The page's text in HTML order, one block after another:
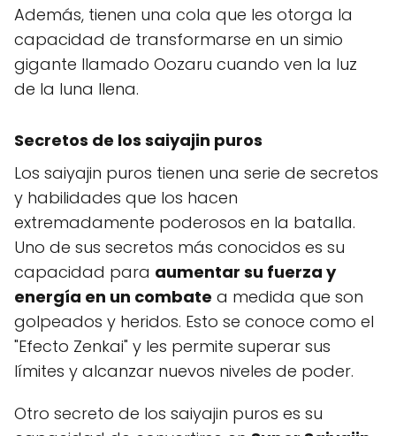
Además, tienen una cola que les otorga la
capacidad de transformarse en un simio
gigante llamado Oozaru cuando ven la luz
de la luna llena.
Secretos de los saiyajin puros
Los saiyajin puros tienen una serie de secretos
y habilidades que los hacen
extremadamente poderosos en la batalla.
Uno de sus secretos más conocidos es su
capacidad para aumentar su fuerza y
energía en un combate a medida que son
golpeados y heridos. Esto se conoce como el
"Efecto Zenkai" y les permite superar sus
límites y alcanzar nuevos niveles de poder.
Otro secreto de los saiyajin puros es su